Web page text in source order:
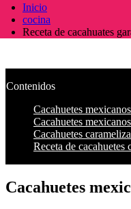
Inicio
cocina
Receta de cacahuates
Contenidos
Cacahuetes
Cacahuetes mexicanos
Cacahuetes
Receta de cacahuetes
Cacahuetes